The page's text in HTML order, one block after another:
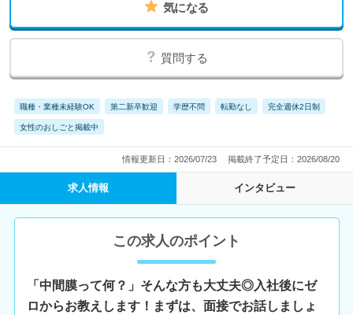
気になる
質問する
職種・業種未経験OK 第二新卒歓迎 学歴不問 転勤なし 完全週休2日制
女性のおしごと掲載中
情報更新日：2026/07/23 掲載終了予定日：2026/08/20
求人情報 インタビュー
この求人のポイント
「中間膜って何？」そんな方も大丈夫◎入社後にゼ
ロからお教えします！まずは、面接でお話しましょ